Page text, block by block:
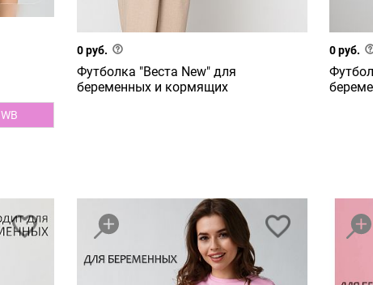
WB
0 руб.
Футболка "Веста New" для
беременных и кормящих
0 руб.